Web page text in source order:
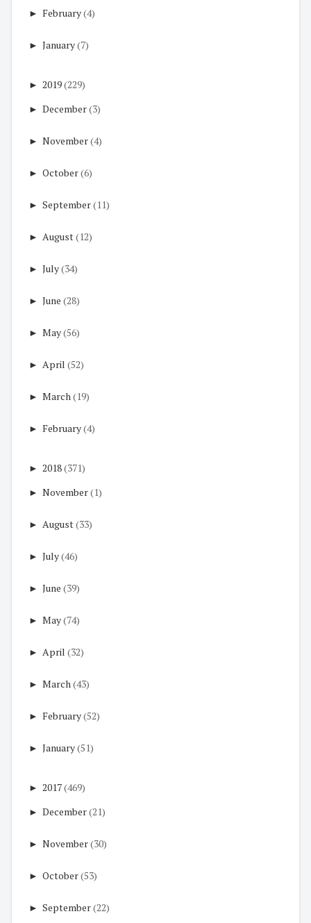
► February(4)
► January(7)
► 2019(229)
► December(3)
► November(4)
► October(6)
► September(11)
► August(12)
► July(34)
► June (28)
► May(56)
► April (52)
► March(19)
► February(4)
► 2018(371)
► November(1)
► August(33)
► July(46)
► June (39)
► May(74)
► April (32)
► March(43)
► February(52)
► January(51)
► 2017(469)
► December(21)
► November(30)
► October(53)
► September(22)